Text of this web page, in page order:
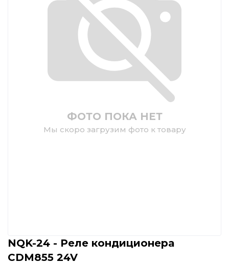
ФОТО ПОКА НЕТ
Мы скоро загрузим фото к товару
NQK-24 - Реле кондиционера
CDM855 24V